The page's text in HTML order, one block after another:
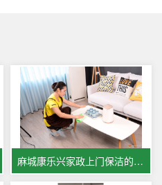
麻城康乐兴家政上门保洁的案例